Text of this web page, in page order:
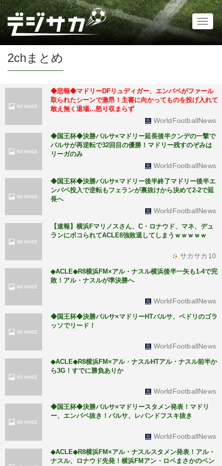
2chまとめ
◆悲報◆マドリーDFリュディガー、エンバペがファール
取られたシーンで激昂！主審に向かってものを投げ入れて
敢え無く退場…怒り収まらず
WorldFootballNews
◆国王杯◆決勝バルサ×マドリー延長後半クンデの一撃で
バルサが再逆転で32回目の優勝！マドリー残すのぞみは
リーガのみ
WorldFootballNews
◆国王杯◆決勝バルサ×マドリー後半終了マドリー後半エ
ンバペ投入で逆転もフェランが裏抜けから決めて2-2で延
長へ
WorldFootballNews
【速報】横浜Fマリノスさん、C・ロナウド、マネ、デュ
ランにボコられてACLE8強敗退してしまうｗｗｗｗｗ
サカサカ10
◆ACLE◆R8横浜FM×アル・ナスル横浜後半一矢も1-4で完
敗！アル・ナスルが準決勝へ
WorldFootballNews
◆国王杯◆決勝バルサ×マドリーHTバルサ、ペドリのゴラ
ッソでリード！
WorldFootballNews
◆ACLE◆R8横浜FM×アル・ナスルHTアル・ナスル前半か
ら3G！すでに勝負ありか
WorldFootballNews
◆国王杯◆決勝バルサ×マドリースタメン発表！マドリ
ー、エンバペ抜き！バルサ、レバンドフスキ抜き
WorldFootballNews
◆ACLE◆R8横浜FM×アル・ナスルスタメン発表！アル・
ナスル、ロナウド先発！横浜FMアン・ロペまさかのベン